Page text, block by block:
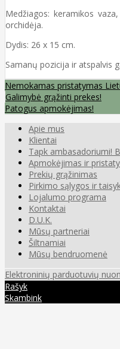
Medžiagos: keramikos
orchidėja.
Dydis: 26 x 15 cm.
Samanų pozicija ir atspalvis
Nemokamas pristatymas
Galimybė grąžinti prekes!
Patogus apmokėjimas!
Apie mus
Klientai
Tapk ambasadoriumi!
Apmokėjimas ir
Prekių grąžinimas
Pirkimo sąlygos ir
Lojalumo programa
Kontaktai
D.U.K.
Mūsų partneriai
Šiltnamiai
Mūsų bendruomenė
Elektroninių parduotuvių
Rašyk
Skambink